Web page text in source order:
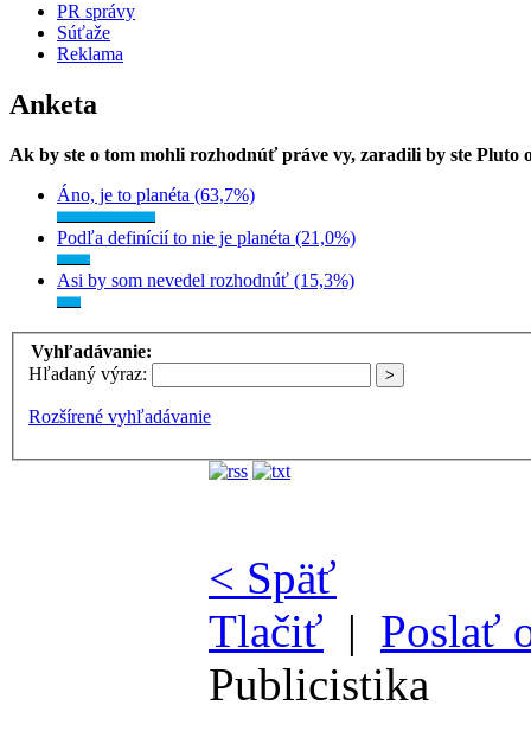
PR správy
Súťaže
Reklama
Anketa
Ak by ste o tom mohli rozhodnúť práve vy, zaradili by ste Pluto
Áno, je to planéta (63,7%)
Podľa definícií to nie je planéta (21,0%)
Asi by som nevedel rozhodnúť (15,3%)
Vyhľadávanie:
Hľadaný výraz:
Rozšírené vyhľadávanie
< Späť
Tlačiť | Poslať
Publicistika